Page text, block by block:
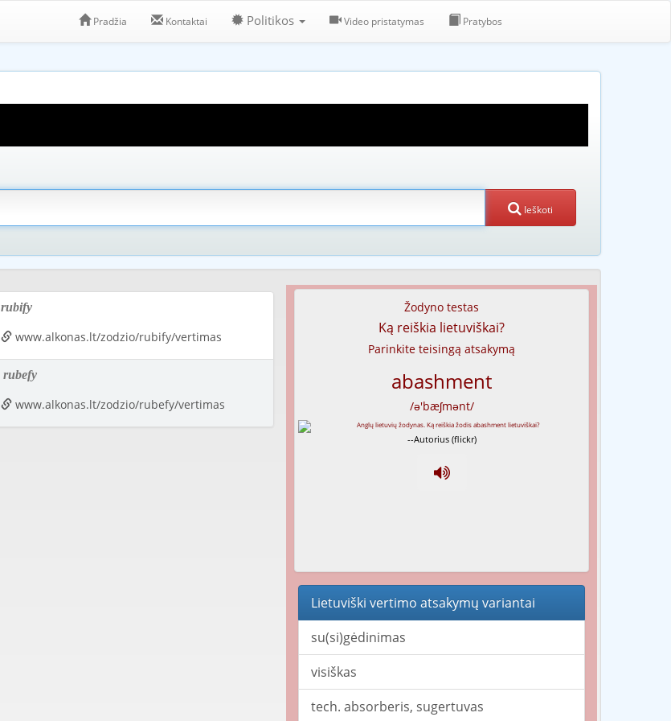
Pradžia Kontaktai Politikos Video pristatymas Pratybos
Ieškoti
rubify
www.alkonas.lt/zodzio/rubify/vertimas
rubefy
www.alkonas.lt/zodzio/rubefy/vertimas
Žodyno testas
Ką reiškia lietuviškai?
Parinkite teisingą atsakymą
abashment
/ə'bæʃmənt/
--Autorius (flickr)
Lietuviški vertimo atsakymų variantai
su(si)gėdinimas
visiškas
tech. absorberis, sugertuvas